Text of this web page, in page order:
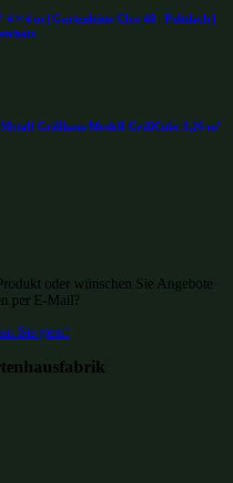
× 4 m | Gartenhütte Cleo 40 | Pultdach |
Grillhaus Modell GrillCube 3,26 m²
oder wünschen Sie Angebote
per E-Mail?
Sie gern!